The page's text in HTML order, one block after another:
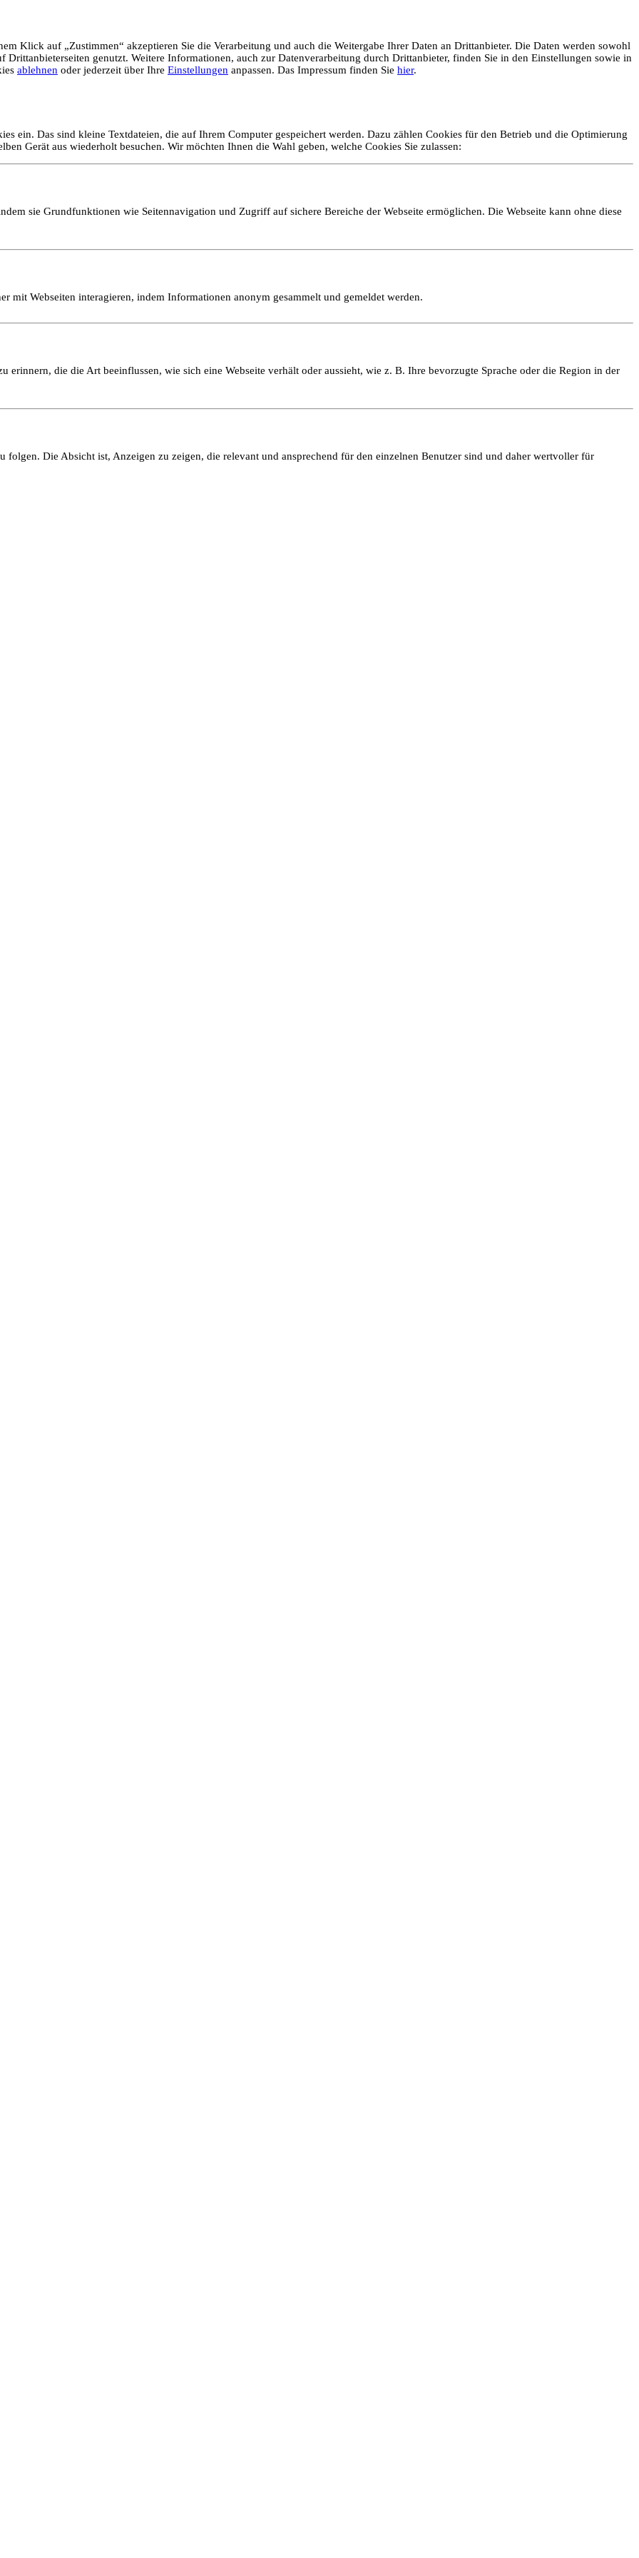
Klick auf „Zustimmen“ akzeptieren Sie die Verarbeitung und auch die Weitergabe Ihrer Daten an Drittanbieter. Die Daten werden sowohl
genutzt. Weitere Informationen, auch zur Datenverarbeitung durch Drittanbieter, finden Sie in den Einstellungen sowie in
ablehnen oder jederzeit über Ihre Einstellungen anpassen. Das Impressum finden Sie hier.
ein. Das sind kleine Textdateien, die auf Ihrem Computer gespeichert werden. Dazu zählen Cookies für den Betrieb und die Optimierung
Gerät aus wiederholt besuchen. Wir möchten Ihnen die Wahl geben, welche Cookies Sie zulassen:
sie Grundfunktionen wie Seitennavigation und Zugriff auf sichere Bereiche der Webseite ermöglichen. Die Webseite kann ohne diese
mit Webseiten interagieren, indem Informationen anonym gesammelt und gemeldet werden.
erinnern, die die Art beeinflussen, wie sich eine Webseite verhält oder aussieht, wie z. B. Ihre bevorzugte Sprache oder die Region in der
folgen. Die Absicht ist, Anzeigen zu zeigen, die relevant und ansprechend für den einzelnen Benutzer sind und daher wertvoller für